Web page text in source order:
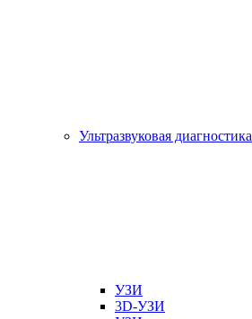
Ультразвуковая диагностика
УЗИ
3D-УЗИ